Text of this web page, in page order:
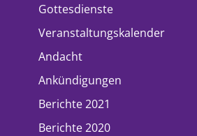
Gottesdienste
Veranstaltungskalender
Andacht
Ankündigungen
Berichte 2021
Berichte 2020